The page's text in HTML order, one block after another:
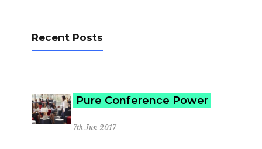
Recent Posts
Pure Conference Power
7th Jun 2017